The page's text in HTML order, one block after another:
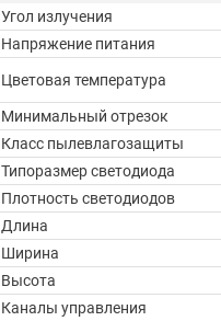
Угол излучения
Напряжение питания
Цветовая температура
Минимальный отрезок
Класс пылевлагозащиты
Типоразмер светодиода
Плотность светодиодов
Длина
Ширина
Высота
Каналы управления